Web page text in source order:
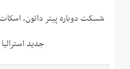
شسکت دوباره پیتر داتون،
جدید